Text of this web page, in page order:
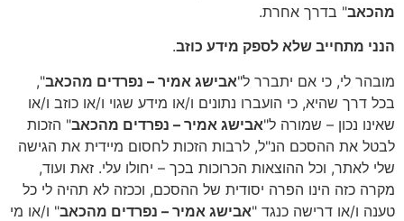
מהכאב" בדרך אחרת.
הנני מתחייב שלא לספק מידע כוזב.
מובהר לי, כי אם יתברר ל"אבישג אמיר – נפרדים מהכאב",
בכל דרך שהיא, כי הועברו נתונים ו/או מידע שגוי ו/או כוזב ו/או
שאינו נכון – שמורה ל"אבישג אמיר – נפרדים מהכאב" הזכות
לבטל את ההסכם הנ"ל, לרבות הזכות לחסום מיידית את הגישה
שלי לאתר, וכל ההוצאות הכרוכות בכך – יחולו עלי. זאת ועוד,
מקרה כזה הינו הפרה יסודית של ההסכם, וככזה לא תהיה לי כל
טענה ו/או דרישה כנגד "אבישג אמיר – נפרדים מהכאב" ו/או מי